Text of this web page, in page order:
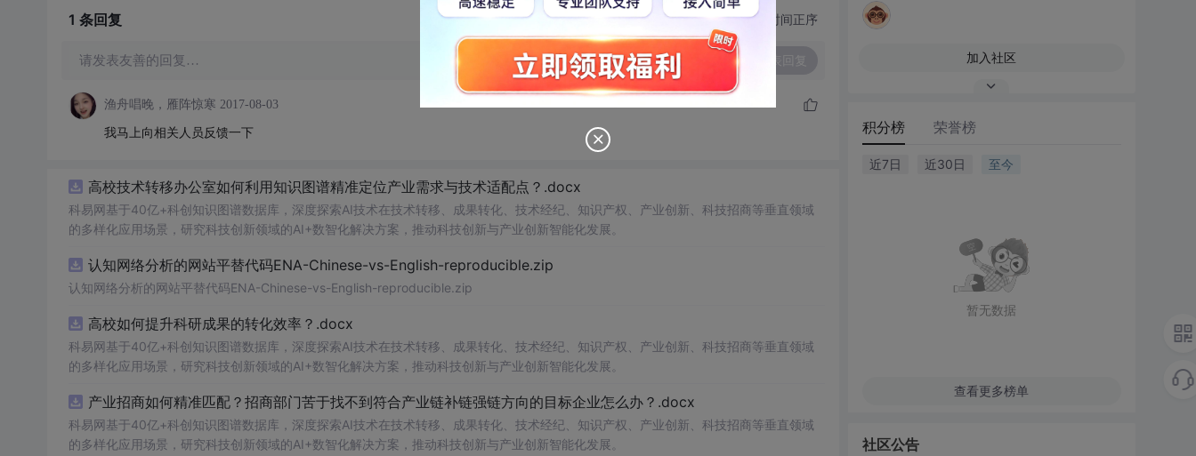
1 条回复 切换为时间正序
请发表友善的回复…
渔舟唱晚，雁阵惊寒 2017-08-03
我马上向相关人员反馈一下
高校技术转移办公室如何利用知识图谱精准定位产业需求与技术适配点？.docx
科易网基于40亿+科创知识图谱数据库，深度探索AI技术在技术转移、成果转化、技术经纪、知识产权、产业创新、科技招商等垂直领域
的多样化应用场景，研究科技创新领域的AI+数智化解决方案，推动科技创新与产业创新智能化发展。
认知网络分析的网站平替代码ENA-Chinese-vs-English-reproducible.zip
认知网络分析的网站平替代码ENA-Chinese-vs-English-reproducible.zip
高校如何提升科研成果的转化效率？.docx
科易网基于40亿+科创知识图谱数据库，深度探索AI技术在技术转移、成果转化、技术经纪、知识产权、产业创新、科技招商等垂直领域
的多样化应用场景，研究科技创新领域的AI+数智化解决方案，推动科技创新与产业创新智能化发展。
产业招商如何精准匹配？招商部门苦于找不到符合产业链补链强链方向的目标企业怎么办？.docx
科易网基于40亿+科创知识图谱数据库，深度探索AI技术在技术转移、成果转化、技术经纪、知识产权、产业创新、科技招商等垂直领域
的多样化应用场景，研究科技创新领域的AI+数智化解决方案，推动科技创新与产业创新智能化发展。
加入社区
积分榜 荣誉榜
近7日 近30日 至今
暂无数据
查看更多榜单
社区公告